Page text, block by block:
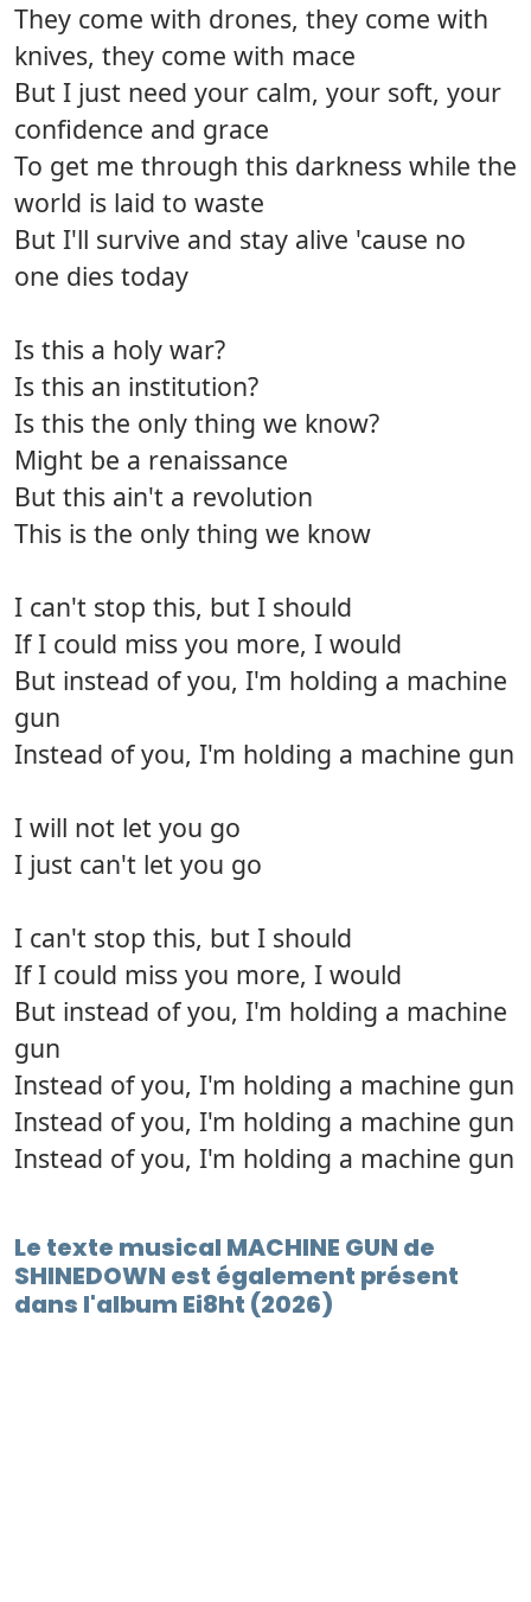
They come with drones, they come with
knives, they come with mace
But I just need your calm, your soft, your
confidence and grace
To get me through this darkness while the
world is laid to waste
But I'll survive and stay alive 'cause no
one dies today
Is this a holy war?
Is this an institution?
Is this the only thing we know?
Might be a renaissance
But this ain't a revolution
This is the only thing we know
I can't stop this, but I should
If I could miss you more, I would
But instead of you, I'm holding a machine
gun
Instead of you, I'm holding a machine gun
I will not let you go
I just can't let you go
I can't stop this, but I should
If I could miss you more, I would
But instead of you, I'm holding a machine
gun
Instead of you, I'm holding a machine gun
Instead of you, I'm holding a machine gun
Instead of you, I'm holding a machine gun
Le texte musical MACHINE GUN de
SHINEDOWN est également présent
dans l'album Ei8ht (2026)